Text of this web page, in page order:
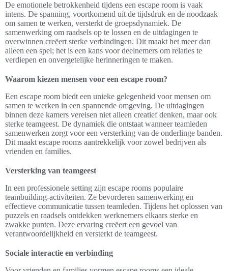
De emotionele betrokkenheid tijdens een escape room is vaak
intens. De spanning, voortkomend uit de tijdsdruk en de noodzaak
om samen te werken, versterkt de groepsdynamiek. De
samenwerking om raadsels op te lossen en de uitdagingen te
overwinnen creëert sterke verbindingen. Dit maakt het meer dan
alleen een spel; het is een kans voor deelnemers om relaties te
verdiepen en onvergetelijke herinneringen te maken.
Waarom kiezen mensen voor een escape room?
Een escape room biedt een unieke gelegenheid voor mensen om
samen te werken in een spannende omgeving. De uitdagingen
binnen deze kamers vereisen niet alleen creatief denken, maar ook
sterke teamgeest. De dynamiek die ontstaat wanneer teamleden
samenwerken zorgt voor een versterking van de onderlinge banden.
Dit maakt escape rooms aantrekkelijk voor zowel bedrijven als
vrienden en families.
Versterking van teamgeest
In een professionele setting zijn escape rooms populaire
teambuilding-activiteiten. Ze bevorderen samenwerking en
effectieve communicatie tussen teamleden. Tijdens het oplossen van
puzzels en raadsels ontdekken werknemers elkaars sterke en
zwakke punten. Deze ervaring creëert een gevoel van
verantwoordelijkheid en versterkt de teamgeest.
Sociale interactie en verbinding